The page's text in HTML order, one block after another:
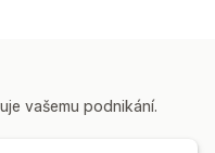
Všechny recenze
vašemu podnikání.